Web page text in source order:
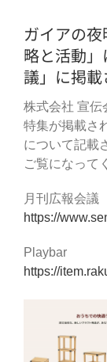
ガイアの
略と活動
議」に掲載
株式会社 宣伝
特集が掲載さ
について記載
ご覧になって
月刊広報会議
https://
Playbar
https://